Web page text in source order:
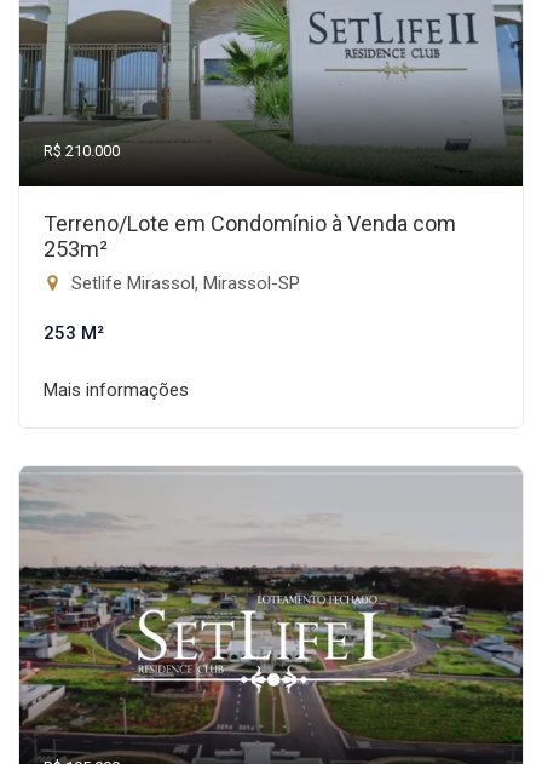
R$ 210.000
Terreno/Lote em Condomínio à Venda com
253m²
Setlife Mirassol, Mirassol-SP
253 M²
Mais informações